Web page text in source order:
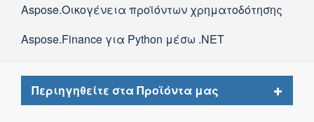
Aspose.Οικογένεια προϊόντων χρηματοδότησης
Aspose.Finance για Python μέσω .NET
Περιηγηθείτε στα Προϊόντα μας
Toggle